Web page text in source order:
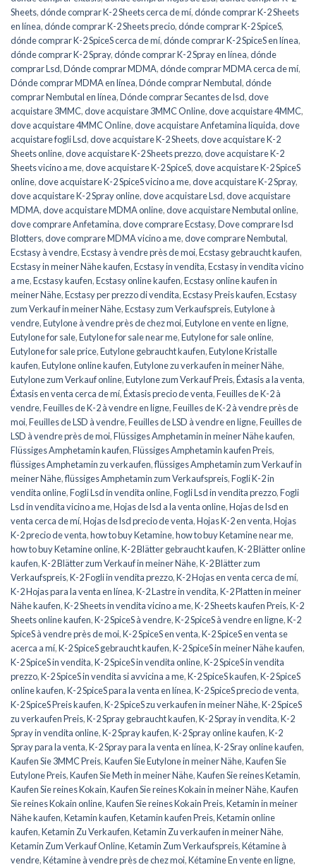
Sheets,dónde comprar K-2 Sheets cerca de mí,dónde comprar K-2 Sheets
en línea,dónde comprar K-2 Sheets precio,dónde comprar K-2 SpiceS,
dónde comprar K-2 SpiceS cerca de mí,dónde comprar K-2 SpiceS en línea,
dónde comprar K-2 Spray,dónde comprar K-2 Spray en línea,dónde
comprar Lsd,Dónde comprar MDMA,dónde comprar MDMA cerca de mí,
Dónde comprar MDMA en línea,Dónde comprar Nembutal,dónde
comprar Nembutal en línea,Dónde comprar Secantes de lsd,dove
acquistare 3MMC,dove acquistare 3MMC Online,dove acquistare 4MMC,
dove acquistare 4MMC Online,dove acquistare Anfetamina liquida,dove
acquistare fogli Lsd,dove acquistare K-2 Sheets,dove acquistare K-2
Sheets online,dove acquistare K-2 Sheets prezzo,dove acquistare K-2
Sheets vicino a me,dove acquistare K-2 SpiceS,dove acquistare K-2 SpiceS
online,dove acquistare K-2 SpiceS vicino a me,dove acquistare K-2 Spray,
dove acquistare K-2 Spray online,dove acquistare Lsd,dove acquistare
MDMA,dove acquistare MDMA online,dove acquistare Nembutal online,
dove comprare Anfetamina,dove comprare Ecstasy,Dove comprare lsd
Blotters,dove comprare MDMA vicino a me,dove comprare Nembutal,
Ecstasy à vendre,Ecstasy à vendre près de moi,Ecstasy gebraucht kaufen,
Ecstasy in meiner Nähe kaufen,Ecstasy in vendita,Ecstasy in vendita vicino
a me,Ecstasy kaufen,Ecstasy online kaufen,Ecstasy online kaufen in
meiner Nähe,Ecstasy per prezzo di vendita,Ecstasy Preis kaufen,Ecstasy
zum Verkauf in meiner Nähe,Ecstasy zum Verkaufspreis,Eutylone à
vendre,Eutylone à vendre près de chez moi,Eutylone en vente en ligne,
Eutylone for sale,Eutylone for sale near me,Eutylone for sale online,
Eutylone for sale price,Eutylone gebraucht kaufen,Eutylone Kristalle
kaufen,Eutylone online kaufen,Eutylone zu verkaufen in meiner Nähe,
Eutylone zum Verkauf online,Eutylone zum Verkauf Preis,Éxtasis a la venta,
Éxtasis en venta cerca de mí,Éxtasis precio de venta,Feuilles de K-2 à
vendre,Feuilles de K-2 à vendre en ligne,Feuilles de K-2 à vendre près de
moi,Feuilles de LSD à vendre,Feuilles de LSD à vendre en ligne,Feuilles de
LSD à vendre près de moi,Flüssiges Amphetamin in meiner Nähe kaufen,
Flüssiges Amphetamin kaufen,Flüssiges Amphetamin kaufen Preis,
flüssiges Amphetamin zu verkaufen,flüssiges Amphetamin zum Verkauf in
meiner Nähe,flüssiges Amphetamin zum Verkaufspreis,Fogli K-2 in
vendita online,Fogli Lsd in vendita online,Fogli Lsd in vendita prezzo,Fogli
Lsd in vendita vicino a me,Hojas de lsd a la venta online,Hojas de lsd en
venta cerca de mí,Hojas de lsd precio de venta,Hojas K-2 en venta,Hojas
K-2 precio de venta,how to buy Ketamine,how to buy Ketamine near me,
how to buy Ketamine online,K-2 Blätter gebraucht kaufen,K-2 Blätter online
kaufen,K-2 Blätter zum Verkauf in meiner Nähe,K-2 Blätter zum
Verkaufspreis,K-2 Fogli in vendita prezzo,K-2 Hojas en venta cerca de mí,
K-2 Hojas para la venta en línea,K-2 Lastre in vendita,K-2 Platten in meiner
Nähe kaufen,K-2 Sheets in vendita vicino a me,K-2 Sheets kaufen Preis,K-2
Sheets online kaufen,K-2 SpiceS à vendre,K-2 SpiceS à vendre en ligne,K-2
SpiceS à vendre près de moi,K-2 SpiceS en venta,K-2 SpiceS en venta se
acerca a mí,K-2 SpiceS gebraucht kaufen,K-2 SpiceS in meiner Nähe kaufen,
K-2 SpiceS in vendita,K-2 SpiceS in vendita online,K-2 SpiceS in vendita
prezzo,K-2 SpiceS in vendita si avvicina a me,K-2 SpiceS kaufen,K-2 SpiceS
online kaufen,K-2 SpiceS para la venta en línea,K-2 SpiceS precio de venta,
K-2 SpiceS Preis kaufen,K-2 SpiceS zu verkaufen in meiner Nähe,K-2 SpiceS
zu verkaufen Preis,K-2 Spray gebraucht kaufen,K-2 Spray in vendita,K-2
Spray in vendita online,K-2 Spray kaufen,K-2 Spray online kaufen,K-2
Spray para la venta,K-2 Spray para la venta en línea,K-2 Sray online kaufen,
Kaufen Sie 3MMC Preis,Kaufen Sie Eutylone in meiner Nähe,Kaufen Sie
Eutylone Preis,Kaufen Sie Meth in meiner Nähe,Kaufen Sie reines Ketamin,
Kaufen Sie reines Kokain,Kaufen Sie reines Kokain in meiner Nähe,Kaufen
Sie reines Kokain online,Kaufen Sie reines Kokain Preis,Ketamin in meiner
Nähe kaufen,Ketamin kaufen,Ketamin kaufen Preis,Ketamin online
kaufen,Ketamin Zu Verkaufen,Ketamin Zu verkaufen in meiner Nähe,
Ketamin Zum Verkauf Online,Ketamin Zum Verkaufspreis,Kétamine à
vendre,Kétamine à vendre près de chez moi,Kétamine En vente en ligne,